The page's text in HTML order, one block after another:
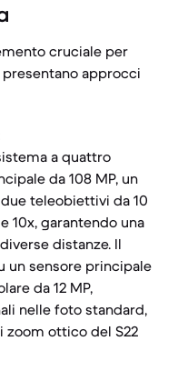
cruciale per
approcci
a quattro
da 108 MP, un
teleobiettivi da 10
10x, garantendo una
distanze. Il
un sensore principale
da 12 MP,
nelle foto standard,
zoom ottico del S22